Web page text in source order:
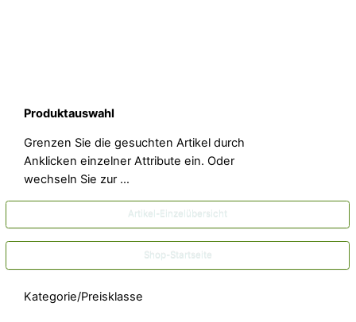
Produktauswahl
Grenzen Sie die gesuchten Artikel durch
Anklicken einzelner Attribute ein. Oder
wechseln Sie zur …
Artikel-Einzelübersicht
Shop-Startseite
Kategorie/Preisklasse